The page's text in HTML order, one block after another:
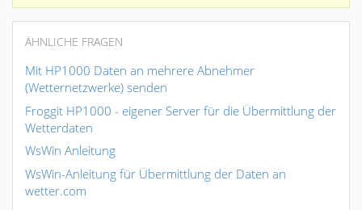
ÄHNLICHE FRAGEN
Mit HP1000 Daten an mehrere Abnehmer
(Wetternetzwerke) senden
Froggit HP1000 - eigener Server für die Übermittlung der
Wetterdaten
WsWin Anleitung
WsWin-Anleitung für Übermittlung der Daten an
wetter.com